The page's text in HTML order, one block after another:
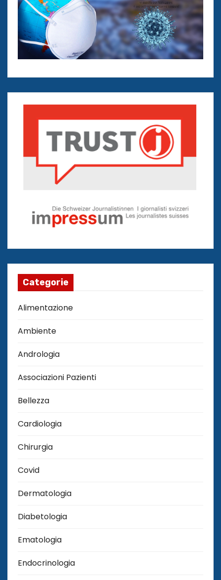
Categorie
Alimentazione
Ambiente
Andrologia
Associazioni Pazienti
Bellezza
Cardiologia
Chirurgia
Covid
Dermatologia
Diabetologia
Ematologia
Endocrinologia